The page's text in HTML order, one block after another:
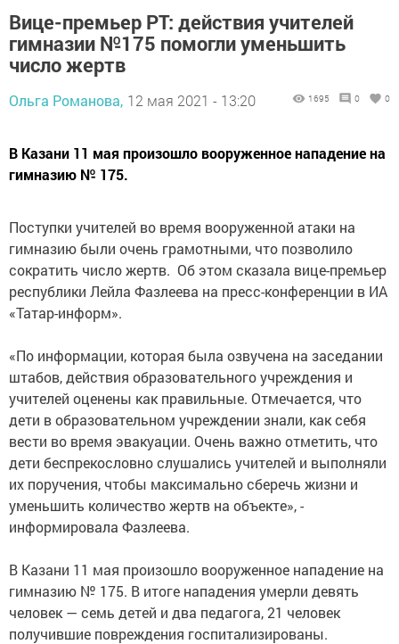
Вице-премьер РТ: действия учителей
гимназии №175 помогли уменьшить
число жертв
Ольга Романова, 12 мая 2021 - 13:20 1695 0 0
В Казани 11 мая произошло вооруженное нападение на
гимназию № 175.
Поступки учителей во время вооруженной атаки на
гимназию были очень грамотными, что позволило
сократить число жертв. Об этом сказала вице-премьер
республики Лейла Фазлеева на пресс-конференции в ИА
«Татар-информ».
«По информации, которая была озвучена на заседании
штабов, действия образовательного учреждения и
учителей оценены как правильные. Отмечается, что
дети в образовательном учреждении знали, как себя
вести во время эвакуации. Очень важно отметить, что
дети беспрекословно слушались учителей и выполняли
их поручения, чтобы максимально сберечь жизни и
уменьшить количество жертв на объекте», -
информировала Фазлеева.
В Казани 11 мая произошло вооруженное нападение на
гимназию № 175. В итоге нападения умерли девять
человек — семь детей и два педагога, 21 человек
получившие повреждения госпитализированы.